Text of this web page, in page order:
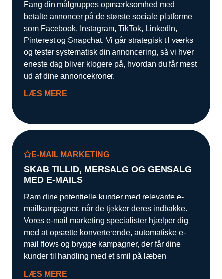
Fang din målgruppes opmærksomhed med
betalte annoncer på de største sociale platforme
som Facebook, Instagram, TikTok, LinkedIn,
Pinterest og Snapchat. Vi går strategisk til værks
og tester systematisk din annoncering, så vi hver
eneste dag bliver klogere på, hvordan du får mest
ud af dine annoncekroner.
LÆS MERE
E-MAIL MARKETING
SKAB TILLID, MERSALG OG GENSALG
MED E-MAILS
Ram dine potentielle kunder med relevante e-
mailkampagner, når de tjekker deres indbakke.
Vores e-mail marketing specialister hjælper dig
med at opsætte konverterende, automatiske e-
mail flows og brygge kampagner, der får dine
kunder til handling med et smil på læben.
LÆS MERE